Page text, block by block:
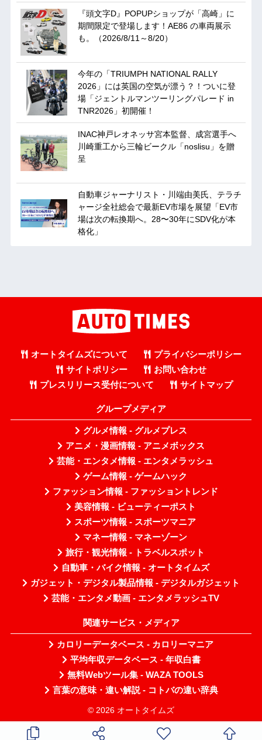
『頭文字D』POPUPショップが「高崎」に
期間限定で登場します！AE86 の車両展示
も。（2026/8/11～8/20）
今年の「TRIUMPH NATIONAL RALLY
2026」には英国の空気が漂う？！ついに登
場「ジェントルマンツーリングパレード in
TNR2026」初開催！
INAC神戸レオネッサ宮本監督、成宮選手へ
川崎重工から三輪ビークル「noslisu」を贈
呈
自動車ジャーナリスト・川端由美氏、テラチ
ャージ全社総会で最新EV市場を展望「EV市
場は次の転換期へ。28〜30年にSDV化が本
格化」
オートタイムズについて
プライバシーポリシー
サイトポリシー
お問い合わせ
プレスリリース受付について
サイトマップ
グループメディア
グルメ情報 - グルメプレス
アニメ・漫画情報 - アニメボックス
芸能・エンタメ情報 - エンタメラッシュ
ゲーム情報 - ゲームハック
ファッション情報 - ファッショントレンド
美容情報 - ビューティーポスト
スポーツ情報 - スポーツマニア
マネー情報 - マネーゾーン
旅行・観光情報 - トラベルスポット
自動車・バイク情報 - オートタイムズ
ガジェット・デジタル製品情報 - デジタルガジェット
芸能・エンタメ動画 - エンタメラッシュTV
関連サービス・メディア
カロリーデータベース - カロリーマニア
平均年収データベース - 年収白書
無料Webツール集 - WAZA TOOLS
言葉の意味・違い解説 - コトバの違い辞典
© 2026 オートタイムズ